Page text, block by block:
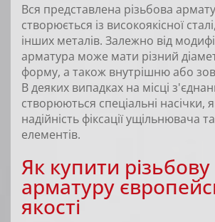
Вся представлена ​​різьбова
створюється із високоякісної
інших металів. Залежно від
арматура може мати різний
форму, а також внутрішню або
В деяких випадках на місці
створюються спеціальні насічки,
надійність фіксації ущільнювача
елементів.
Як купити різьбову
арматуру
якості